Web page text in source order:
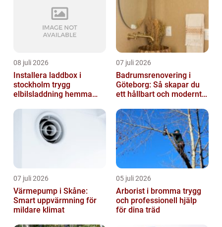
08 juli 2026
Installera laddbox i
stockholm trygg
elbilsladdning hemma
07 juli 2026
Badrumsrenovering i
Göteborg: Så skapar du
ett hållbart och modernt
07 juli 2026
Värmepump i Skåne:
Smart uppvärmning för
mildare klimat
05 juli 2026
Arborist i bromma trygg
och professionell hjälp
för dina träd